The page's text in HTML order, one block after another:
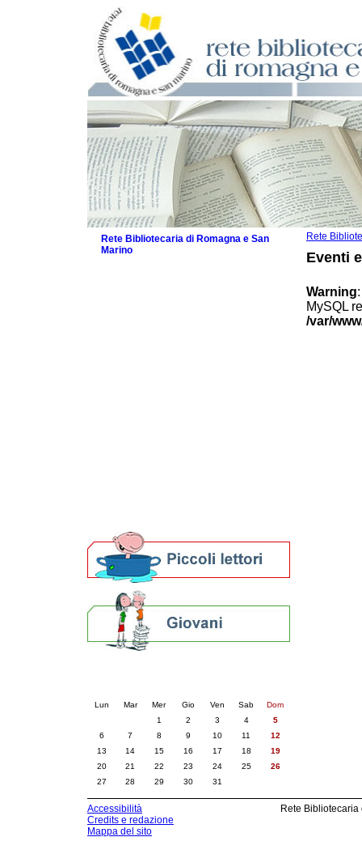
Rete
Eventi
Warning
MySQL
/var/
Rete Bibliotecaria di Romagna e San
Marino
Lun Mar Mer Gio Ven Sab
Dom
1
2 3 4
5
6
7 8 9 10 11
12
13
14 15 16 17 18
19
20
21 22 23 24 25
26
27
28 29 30 31
Accessibilità
Credits e redazione
Mappa del sito
Rete